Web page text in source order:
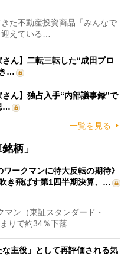
た不動産投資商品「みんなで
迎えている…
ん】二転三転した“成田プロ
…
さん】独占入手“内部議事録”で
…
一覧を見る
柄」
ワークマンに特大反転の期待》
き飛ばす第1四半期決算、…
ン（東証スタンダード・
りで約34％下落…
主役」として再評価される気